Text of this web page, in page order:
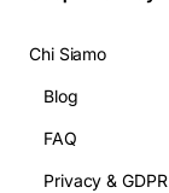
Chi Siamo
Blog
FAQ
Privacy & GDPR